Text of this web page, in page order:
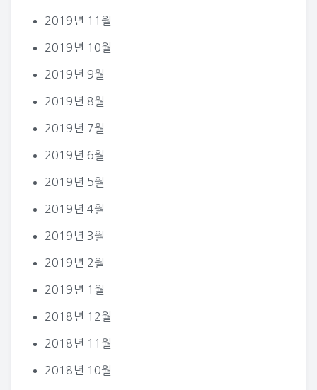
2019년 11월
2019년 10월
2019년 9월
2019년 8월
2019년 7월
2019년 6월
2019년 5월
2019년 4월
2019년 3월
2019년 2월
2019년 1월
2018년 12월
2018년 11월
2018년 10월